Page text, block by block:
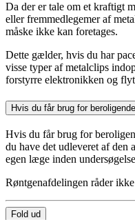
Da der er tale om et kraftigt
eller fremmedlegemer af
måske ikke kan foretages.
Dette gælder, hvis du har
visse typer af metalclips
forstyrre elektronikken og
Hvis du får brug for
Hvis du får brug for
du have det udleveret af den
egen læge inden
Røntgenafdelingen råder
Fold ud